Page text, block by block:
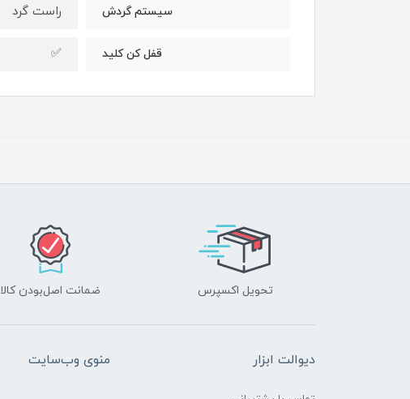
سیستم گردش راست گرد
قفل کن کلید ✅
تحویل اکسپرس ضمانت اصل‌بودن کالا
دیوالت ابزار منوی وب‌سایت